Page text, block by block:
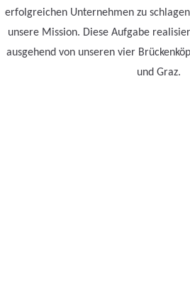
erfolgreichen Unternehmen zu
unsere Mission. Diese Aufgabe
ausgehend von unseren vier
und Graz.